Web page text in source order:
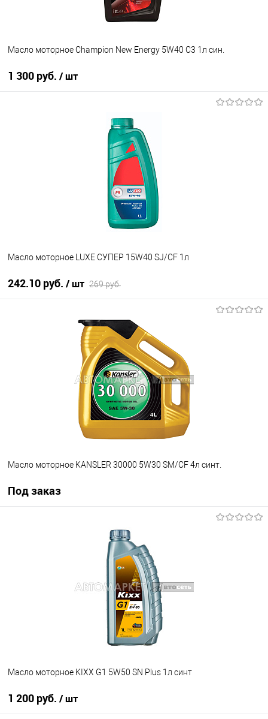
Масло моторное Champion New Energy 5W40 C3 1л син.
1 300 руб. / шт
Масло моторное LUXE СУПЕР 15W40 SJ/CF 1л
242.10 руб. / шт 269 руб.
В корзину
В наличии
Масло моторное KANSLER 30000 5W30 SM/CF 4л синт.
Под заказ
Масло моторное KIXX G1 5W50 SN Plus 1л синт
1 200 руб. / шт